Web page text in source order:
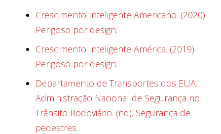
Crescimento Inteligente Americano. (2020).
Perigoso por design.
Crescimento Inteligente América. (2019).
Perigoso por design.
Departamento de Transportes dos EUA.
Administração Nacional de Segurança no
Trânsito Rodoviário. (nd). Segurança de
pedestres.